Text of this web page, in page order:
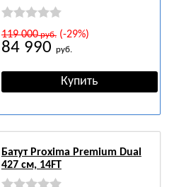
119 000руб.(-29%)
84 990 руб.
Батут Proxima Premium Dual
427 см, 14FT